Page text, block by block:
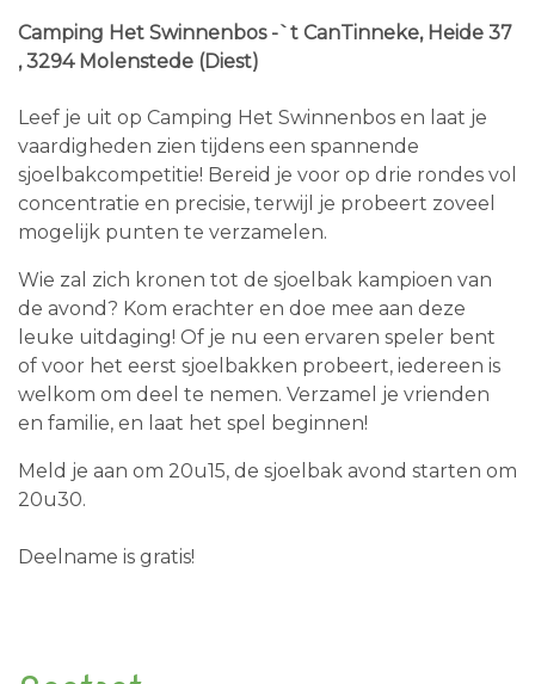
Camping Het Swinnenbos -`t CanTinneke, Heide 37
, 3294 Molenstede (Diest)
Leef je uit op Camping Het Swinnenbos en laat je
vaardigheden zien tijdens een spannende
sjoelbakcompetitie! Bereid je voor op drie rondes vol
concentratie en precisie, terwijl je probeert zoveel
mogelijk punten te verzamelen.
Wie zal zich kronen tot de sjoelbak kampioen van
de avond? Kom erachter en doe mee aan deze
leuke uitdaging! Of je nu een ervaren speler bent
of voor het eerst sjoelbakken probeert, iedereen is
welkom om deel te nemen. Verzamel je vrienden
en familie, en laat het spel beginnen!
Meld je aan om 20u15, de sjoelbak avond starten om
20u30.
Deelname is gratis!